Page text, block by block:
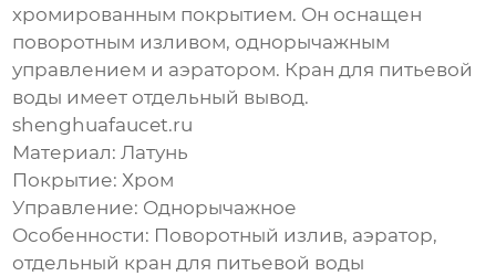
хромированным покрытием. Он оснащен
поворотным изливом, однорычажным
управлением и аэратором. Кран для питьевой
воды имеет отдельный вывод.
shenghuafaucet.ru
Материал: Латунь
Покрытие: Хром
Управление: Однорычажное
Особенности: Поворотный излив, аэратор,
отдельный кран для питьевой воды